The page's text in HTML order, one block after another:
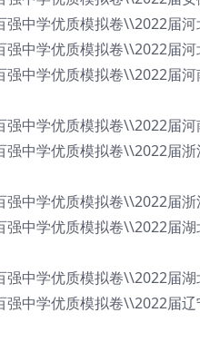
中学优质模拟卷\\2022届
中学优质模拟卷\\2022届
中学优质模拟卷\\2022届
中学优质模拟卷\\2022届
中学优质模拟卷\\2022届
中学优质模拟卷\\2022届
中学优质模拟卷\\2022届
中学优质模拟卷\\2022届
中学优质模拟卷\\2022届